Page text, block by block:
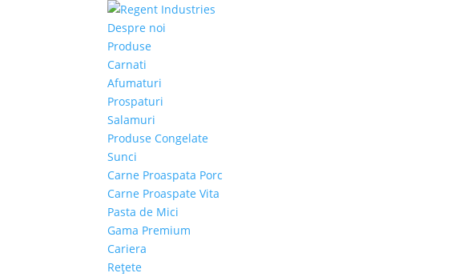
Despre noi
Produse
Carnati
Afumaturi
Prospaturi
Salamuri
Produse Congelate
Sunci
Carne Proaspata Porc
Carne Proaspate Vita
Pasta de Mici
Gama Premium
Cariera
Rețete